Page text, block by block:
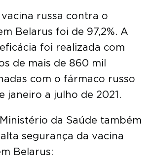
russa contra o
Belarus foi de 97,2%. A
foi realizada com
de mais de 860 mil
com o fármaco russo
janeiro a julho de 2021.
da Saúde também
segurança da vacina
Belarus: